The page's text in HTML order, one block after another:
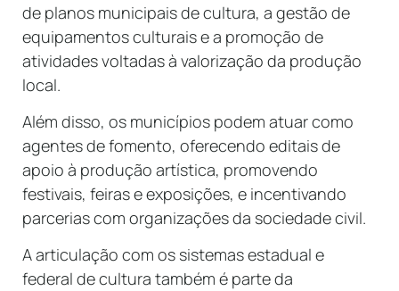
de planos municipais de cultura, a gestão de
equipamentos culturais e a promoção de
atividades voltadas à valorização da produção
local.
Além disso, os municípios podem atuar como
agentes de fomento, oferecendo editais de
apoio à produção artística, promovendo
festivais, feiras e exposições, e incentivando
parcerias com organizações da sociedade civil.
A articulação com os sistemas estadual e
federal de cultura também é parte da